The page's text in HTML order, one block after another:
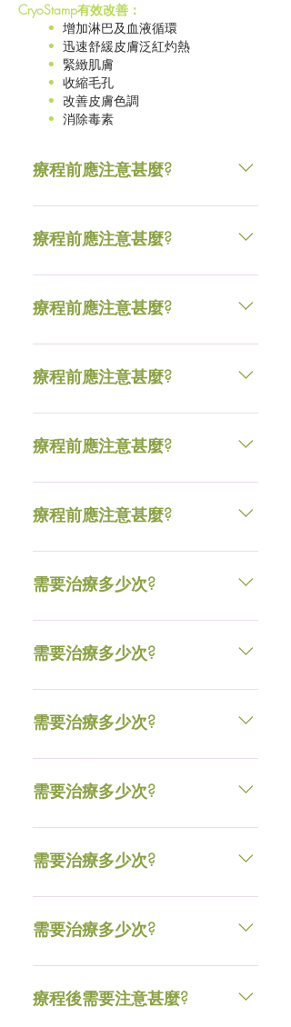
CryoStamp有效改善：
• 增加淋巴及血液循環
• 迅速舒緩皮膚泛紅灼熱
• 緊緻肌膚
• 收縮毛孔
• 改善皮膚色調
• 消除毒素
療程前應注意甚麼?
療程前兩週切勿進行果酸換膚，避
免過度日曬。服用藥物或懷孕應事
療程前應注意甚麼?
療程前兩週切勿進行果酸換膚，避
免過度日曬。服用藥物或懷孕應事
療程前應注意甚麼?
療程前兩週切勿進行果酸換膚，避
免過度日曬。服用藥物或懷孕應事
療程前應注意甚麼?
療程前兩週切勿進行果酸換膚，避
免過度日曬。服用藥物或懷孕應事
療程前應注意甚麼?
療程前兩週切勿進行果酸換膚，避
免過度日曬。服用藥物或懷孕應事
療程前應注意甚麼?
療程前兩週切勿進行果酸換膚，避
免過度日曬。服用藥物或懷孕應事
需要治療多少次?
視乎情況。一般針對性治療如色
斑、毛孔、暗瘡等皮膚問題，建議
程；而保養性治療則建議每4-6個星
期治療一次。
需要治療多少次?
視乎情況。一般針對性治療如色
斑、毛孔、暗瘡等皮膚問題，建議
程；而保養性治療則建議每4-6個星
期治療一次。
需要治療多少次?
視乎情況。一般針對性治療如色
斑、毛孔、暗瘡等皮膚問題，建議
程；而保養性治療則建議每4-6個星
期治療一次。
需要治療多少次?
視乎情況。一般針對性治療如色
斑、毛孔、暗瘡等皮膚問題，建議
程；而保養性治療則建議每4-6個星
期治療一次。
需要治療多少次?
視乎情況。一般針對性治療如色
斑、毛孔、暗瘡等皮膚問題，建議
程；而保養性治療則建議每4-6個星
期治療一次。
需要治療多少次?
視乎情況。一般針對性治療如色
斑、毛孔、暗瘡等皮膚問題，建議
療程後需要注意甚麼?